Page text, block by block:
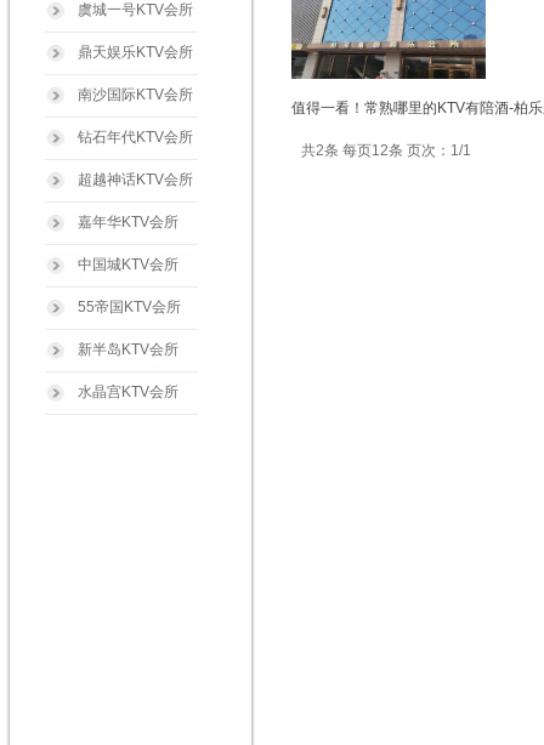
虞城一号KTV会所
鼎天娱乐KTV会所
南沙国际KTV会所
钻石年代KTV会所
超越神话KTV会所
嘉年华KTV会所
中国城KTV会所
55帝国KTV会所
新半岛KTV会所
水晶宫KTV会所
值得一看！常熟哪里的KTV有陪酒-柏
共2条 每页12条 页次：1/1